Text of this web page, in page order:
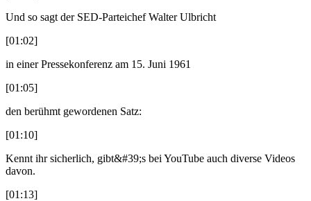
Und so sagt der SED-Parteichef Walter Ulbricht
[01:02]
in einer Pressekonferenz am 15. Juni 1961
[01:05]
den berühmt gewordenen Satz:
[01:10]
Kennt ihr sicherlich, gibt&#39;s bei YouTube auch diverse Videos
davon.
[01:13]